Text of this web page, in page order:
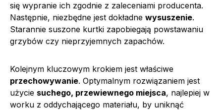
się wypranie ich zgodnie z zaleceniami producenta.
Następnie, niezbędne jest dokładne wysuszenie.
Starannie suszone kurtki zapobiegają powstawaniu
grzybów czy nieprzyjemnych zapachów.
Kolejnym kluczowym krokiem jest właściwe
przechowywanie. Optymalnym rozwiązaniem jest
użycie suchego, przewiewnego miejsca, najlepiej w
worku z oddychającego materiału, by uniknąć